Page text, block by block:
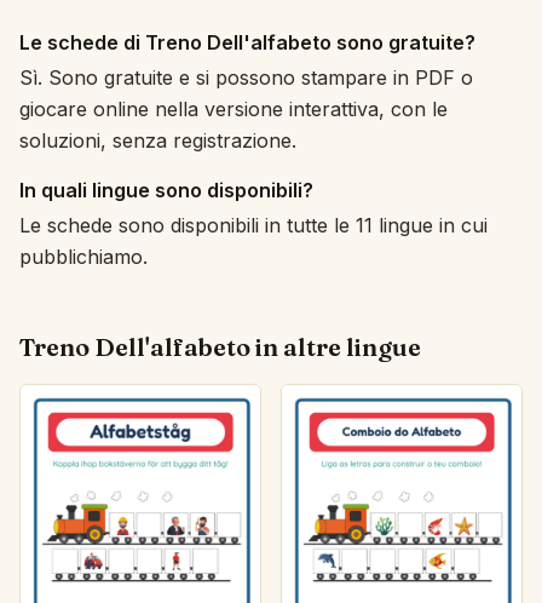
Le schede di Treno Dell'alfabeto sono gratuite?
Sì. Sono gratuite e si possono stampare in PDF o
giocare online nella versione interattiva, con le
soluzioni, senza registrazione.
In quali lingue sono disponibili?
Le schede sono disponibili in tutte le 11 lingue in cui
pubblichiamo.
Treno Dell'alfabeto in altre lingue